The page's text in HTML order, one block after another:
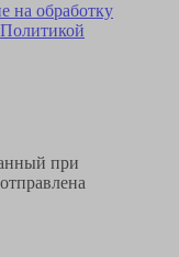
на обработку
Политикой
при